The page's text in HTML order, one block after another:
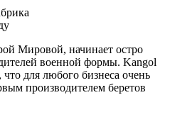
Мировой, начинает остро
военной формы. Kangol
для любого бизнеса очень
производителем беретов